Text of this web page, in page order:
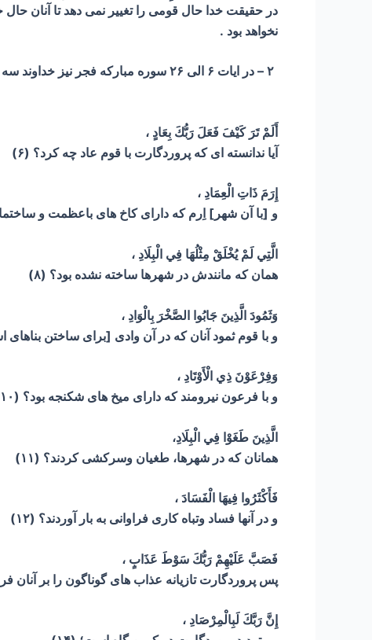
در حقيقت ‏خدا حال قومى را تغيير نمى‏ دهد تا آنان
نخواهد بود .
۲ – در ایات ۶ الی ۲۶ سوره مبارکه
أَلَمْ تَرَ كَيْفَ فَعَلَ رَبُّكَ بِعَادٍ ،
آیا ندانسته ای که پروردگارت با قوم عاد چه کرد؟ (۶)
إِرَمَ ذَاتِ الْعِمَادِ ،
و [با آن شهر] اِرم که دارای کاخ های باعظمت و
الَّتِي لَمْ يُخْلَقْ مِثْلُهَا فِي الْبِلَادِ ،
همان که مانندش در شهرها ساخته نشده بود؟ (۸)
وَثَمُودَ الَّذِينَ جَابُوا الصَّخْرَ بِالْوَادِ ،
و با قوم ثمود آنان که در آن وادی [برای ساختن بناهای
وَفِرْعَوْنَ ذِي الْأَوْتَادِ ،
و با فرعون نیرومند که دارای میخ های شکنجه بود؟ (۱۰)
الَّذِينَ طَغَوْا فِي الْبِلَادِ،
همانان که در شهرها، طغیان وسرکشی کردند؟ (۱۱)
فَأَكْثَرُوا فِيهَا الْفَسَادَ ،
و در آنها فساد وتباه کاری فراوانی به بار آوردند؟ (۱۲)
فَصَبَّ عَلَيْهِمْ رَبُّكَ سَوْطَ عَذَابٍ ،
پس پروردگارت تازیانه عذاب های گوناگون را بر آنان
إِنَّ رَبَّكَ لَبِالْمِرْصَادِ ،